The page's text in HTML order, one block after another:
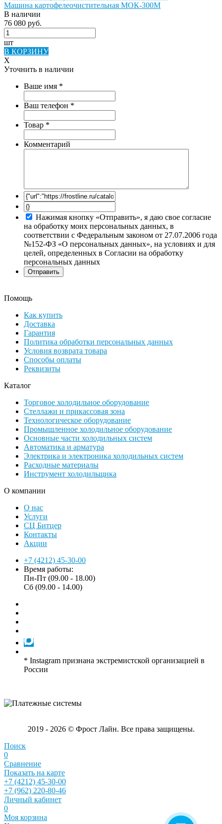
Машина картофелеочистительная МОК-300М
В наличии
76 080 руб.
шт
В КОРЗИНУ
X
Уточнить в наличии
Ваше имя *
Ваш телефон *
Товар *
Комментарий
Нажимая кнопку «Отправить», я даю свое согласие
на обработку моих персональных данных, в
соответствии с Федеральным законом от 27.07.2006 года
№152-ФЗ «О персональных данных», на условиях и для
целей, определенных в Согласии на обработку
персональных данных
Помощь
Как купить
Доставка
Гарантия
Политика обработки персональных данных
Условия возврата товара
Способы оплаты
Реквизиты
Каталог
Торговое холодильное оборудование
Стеллажи и прикассовая зона
Технологическое оборудование
Промышленное холодильное оборудование
Основные части холодильных систем
Автоматика и арматура
Электрика и электроника холодильных систем
Расходные материалы
Инструмент холодильщика
О компании
О нас
Услуги
СЦ Битцер
Контакты
Акции
+7 (4212) 45-30-00
Время работы:
Пн-Пт (09.00 - 18.00)
Сб (09.00 - 14.00)
* Instagram признана экстремистской организацией в
России
2019 - 2026 © Фрост Лайн. Все права защищены.
Поиск
0
Сравнение
Показать на карте
+7 (4212) 45-30-00
+7 (962) 220-80-46
Личный кабинет
0
Моя корзина